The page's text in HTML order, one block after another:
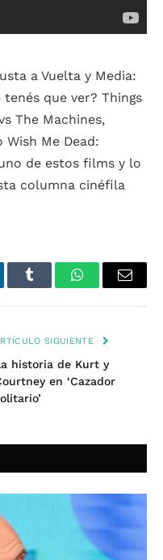
a Vuelta y Media:
que ver? Things
The Machines,
Wish Me Dead:
de estos films y lo
columna cinéfila
Tumblr WhatsAppEmail
SIGUIENTE
historia de Kurt y
en ‘Cazador